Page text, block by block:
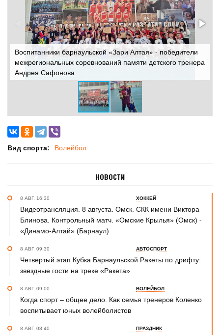
Воспитанники барнаульской «Зари Алтая» - победители
межрегиональных соревнований памяти детского тренера
Андрея Сафонова
Вид спорта: Волейбол
НОВОСТИ
8 АВГ. 16:30 ХОККЕЙ
Видеотрансляция. 8 августа. Омск. СКК имени Виктора
Блинова. Контрольный матч. «Омские Крылья» (Омск) -
«Динамо-Алтай» (Барнаул)
8 АВГ. 09:30 АВТОСПОРТ
Четвертый этап Кубка Барнаульской Ракеты по дрифту:
звездные гости на треке «Ракета»
8 АВГ. 09:00 ВОЛЕЙБОЛ
Когда спорт – общее дело. Как семья тренеров Коленко
воспитывает юных волейболистов
8 АВГ. 08:40 ПРАЗДНИК